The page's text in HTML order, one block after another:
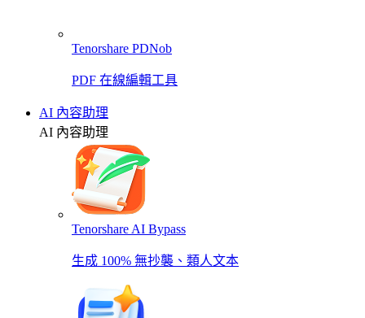
Tenorshare PDNob
PDF 在線編輯工具
AI 內容助理
AI 內容助理
Tenorshare AI Bypass
生成 100% 無抄襲、類人文本